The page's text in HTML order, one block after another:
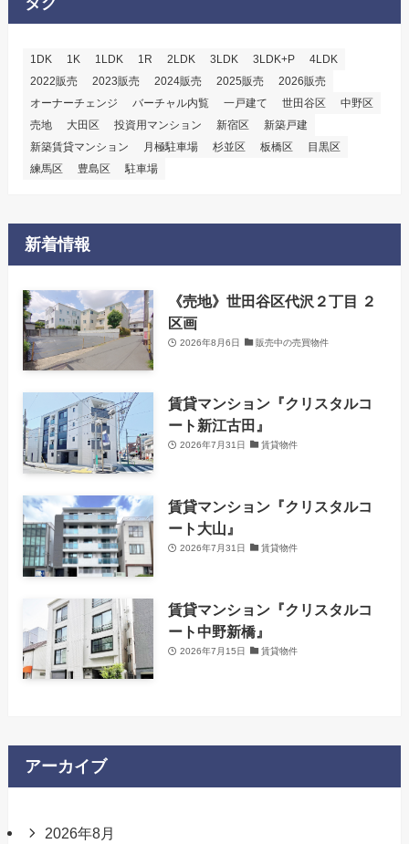
1DK 1K 1LDK 1R 2LDK 3LDK 3LDK+P
4LDK
2022販売
2023販売 2024販売 2025販売
2026販売
オーナーチェンジ
バーチャル内覧 一戸建て 世田谷区
中野区
売地
大田区 投資用マンション 新宿区
新築戸建
新築賃貸マンション
月極駐車場 杉並区 板橋区
目黒区
練馬区
豊島区 駐車場
新着情報
《売地》世田谷区代沢２丁目 ２
区画
2026年8月6日 販売中の売買物件
賃貸マンション『クリスタルコ
ート新江古田』
2026年7月31日 賃貸物件
賃貸マンション『クリスタルコ
ート大山』
2026年7月31日 賃貸物件
賃貸マンション『クリスタルコ
ート中野新橋』
2026年7月15日 賃貸物件
アーカイブ
2026年8月